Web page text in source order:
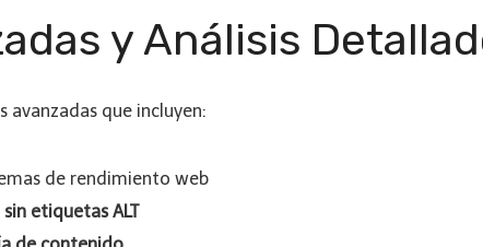
y Análisis
que incluyen:
de rendimiento web
etiquetas ALT